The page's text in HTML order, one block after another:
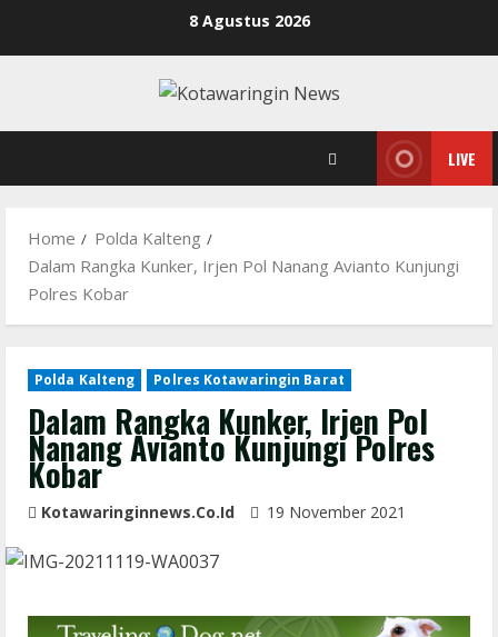
8 Agustus 2026
LIVE
Home
Polda Kalteng
Dalam Rangka Kunker, Irjen Pol Nanang Avianto Kunjungi
Polres Kobar
Polda Kalteng Polres Kotawaringin Barat
Dalam Rangka Kunker, Irjen Pol
Nanang Avianto Kunjungi Polres
Kobar
Kotawaringinnews.co.id 19 November 2021